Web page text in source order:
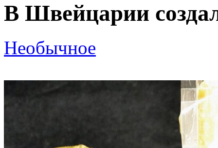
В Швейцарии
Необычное